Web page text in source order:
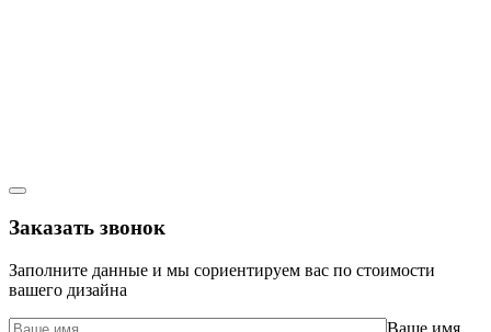
Заказать звонок
Заполните данные и мы сориентируем вас по стоимости
вашего дизайна
Ваше имя